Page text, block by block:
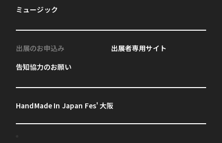
ミュージック
出展のお申込み
告知協力のお願い
出展者専用サイト
HandMade In Japan Fes' 大阪